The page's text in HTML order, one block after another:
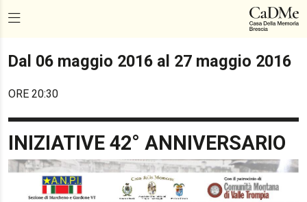
Dal 06 maggio 2016 al 27 maggio 2016
ORE 20:30
INIZIATIVE 42° ANNIVERSARIO